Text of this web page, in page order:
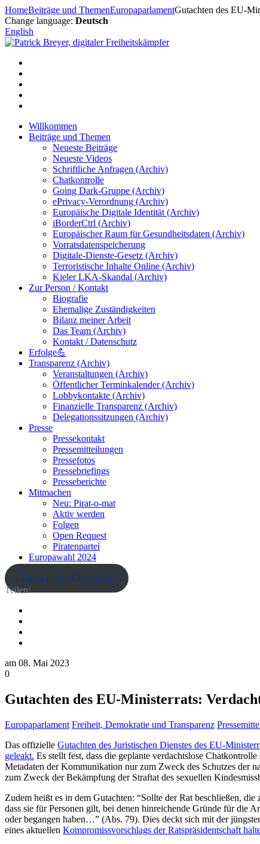
Zum
Inhalt
springen
HomeBeiträge und ThemenEuropaparlamentGutachten des EU-
Change language: Deutsch
English
Willkommen
Beiträge und Themen
Neueste Beiträge
Neueste Videos
Schriftliche Anfragen (Archiv)
Chatkontrolle
Going Dark-Gruppe (Archiv)
ePrivacy-Verordnung (Archiv)
Europäische Digitale Identität (Archiv)
iBorderCtrl (Archiv)
Europäischer Raum für Gesundheitsdaten (Archiv)
Vorratsdatenspeicherung
Digitale-Dienste-Gesetz (Archiv)
Terroristische Inhalte Online (Archiv)
Kieler LKA-Skandal (Archiv)
Zur Person / Kontakt
Biografie
Ehemalige Zuständigkeiten
Bilanz meiner Arbeit
Das Team (Archiv)
Kontakt / Datenschutz
Erfolge💪
Transparenz (Archiv)
Veranstaltungen (Archiv)
Öffentlicher Terminkalender (Archiv)
Lobbykontakte (Archiv)
Finanzielle Transparenz (Archiv)
Delegationssitzungen (Archiv)
Presse
Pressekontakt
Pressemitteilungen
Pressefotos
Pressebriefings
Presseberichte
Mitmachen
Neu: Pirat-o-mat
Aktiv werden
Folgen
Open Request
Piratenpartei
Europawahl 2024
Zurück zur Übersicht
Teilen:
am 08. Mai 2023
0
Gutachten des EU-Ministerrats:
Europaparlament Freiheit, Demokratie und Transparenz
Das offizielle Gutachten des Juristischen Dienstes des EU-
geleakt. Es stellt fest, dass die geplante verdachtslose
Metadaten der Kommunikation nur zum Zweck des Schutzes der
zum Zweck der Bekämpfung der Straftat des sexuellen
Zudem heißt es in dem Gutachten: “Sollte der Rat beschließen,
dass sie für Personen gilt, bei denen hinreichende Gründe für die
oder begangen haben…” (Abs. 79). Dies deckt sich mit der
eines aktuellen Kompromissvorschlags der Ratspräsidentschaft